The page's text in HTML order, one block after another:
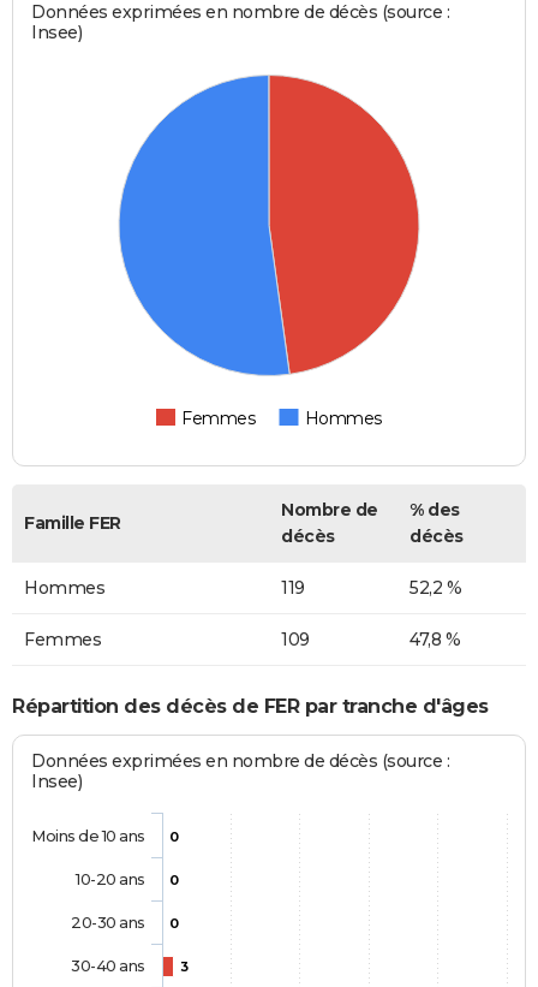
Données exprimées en nombre de décès (source :
Insee)
Femmes Hommes
Famille FER
Nombre de
décès
% des
décès
Hommes 119 52,2 %
Femmes 109 47,8 %
Répartition des décès de FER par tranche d'âges
Données exprimées en nombre de décès (source :
Insee)
0
0
0
3
Moins de 10 ans
10-20 ans
20-30 ans
30-40 ans